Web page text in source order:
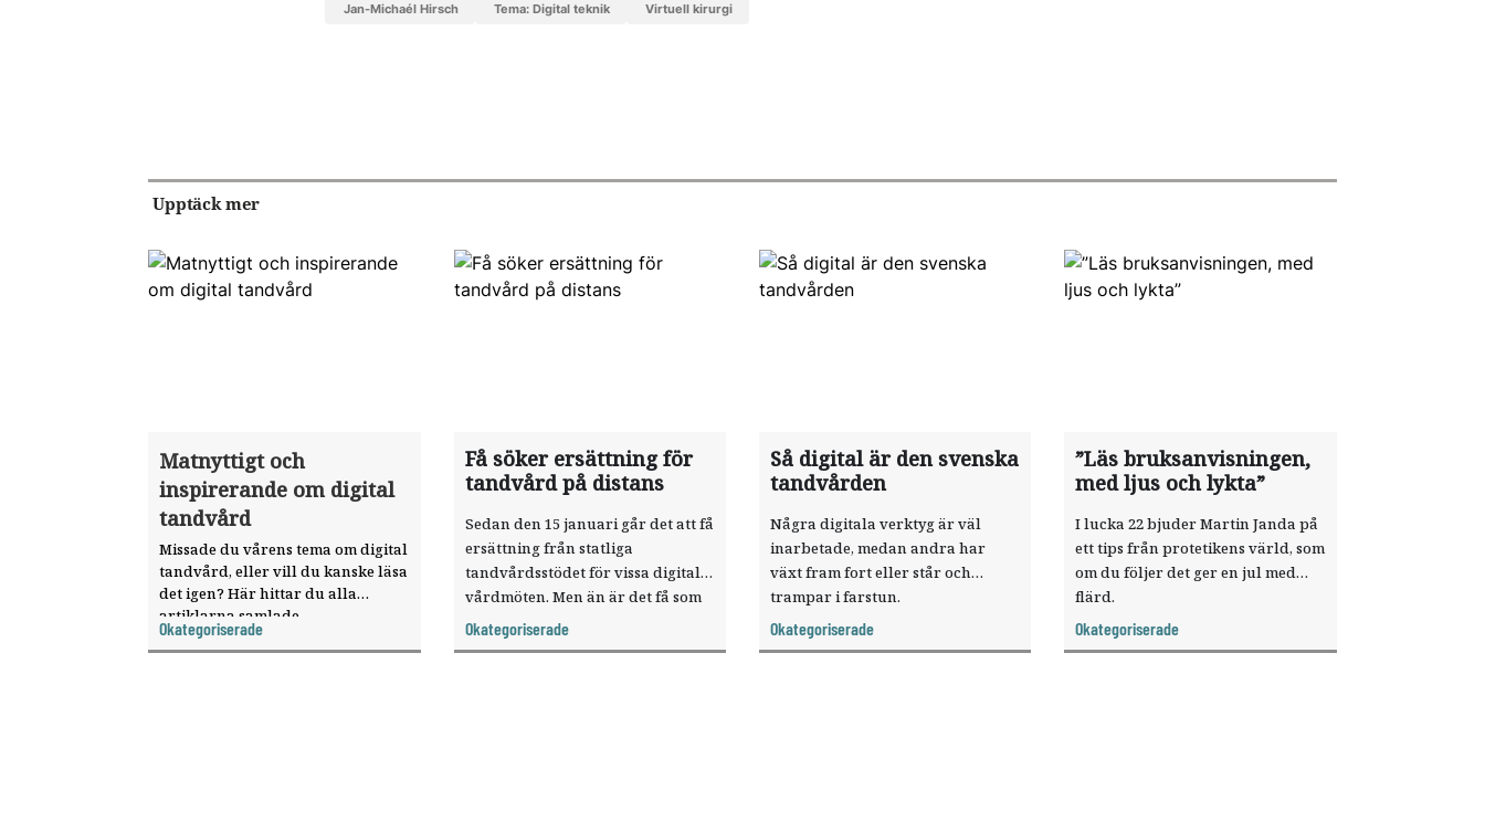
Jan-Michaél Hirsch Tema: Digital teknik virtuell kirurgi
Upptäck mer
Matnyttigt och
inspirerande om digital
tandvård
Missade du vårens tema om digital
tandvård, eller vill du kanske läsa
det igen? Här hittar du alla
artiklarna samlade.
Okategoriserade
Få söker ersättning för
tandvård på distans
Sedan den 15 januari går det att få
ersättning från statliga
tandvårdsstödet för vissa digitala
vårdmöten. Men än är det få som
sökt ersättning för tandvård på
distans.
Okategoriserade
Så digital är den svenska
tandvården
Några digitala verktyg är väl
inarbetade, medan andra har
växt fram fort eller står och
trampar i farstun.
Tandläkartidningen har kartlagt
hur digital den svenska
Okategoriserade
”Läs bruksanvisningen,
med ljus och lykta”
I lucka 22 bjuder Martin Janda på
ett tips från protetikens värld, som
om du följer det ger en jul med
flärd.
Okategoriserade